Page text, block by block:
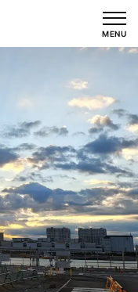
MENU